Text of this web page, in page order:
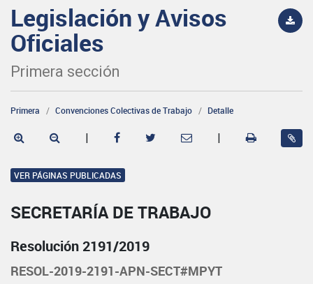
Legislación y Avisos
Oficiales
Primera sección
Primera Convenciones Colectivas de Trabajo Detalle
| |
VER PÁGINAS PUBLICADAS
SECRETARÍA DE TRABAJO
Resolución 2191/2019
RESOL-2019-2191-APN-SECT#MPYT